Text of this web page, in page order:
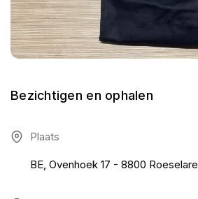
Bezichtigen en ophalen
Plaats
BE, Ovenhoek 17 - 8800 Roeselare